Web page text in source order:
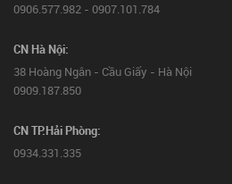
0906.577.982 - 0907.101.784
CN Hà Nội:
38 Hoàng Ngân - Cầu Giấy - Hà Nội
0909.187.850
CN TP.Hải Phòng:
0934.331.335